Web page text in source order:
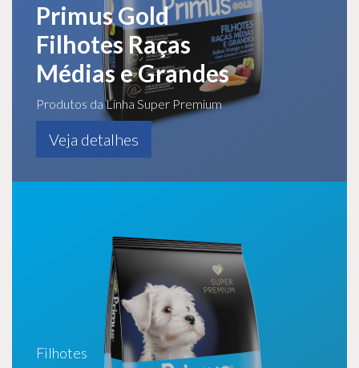
Primus Gold
Filhotes Raças
Médias e Grandes
Produtos da Linha Super Premium
Veja detalhes
Filhotes